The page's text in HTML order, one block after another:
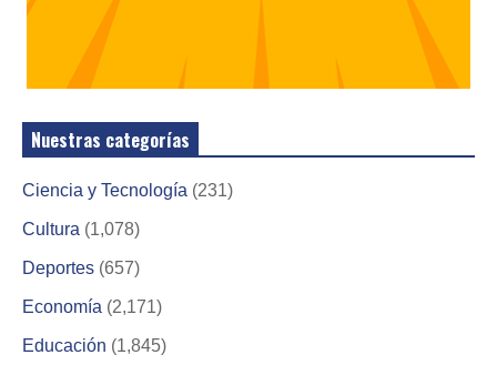
Nuestras categorías
Ciencia y Tecnología (231)
Cultura (1,078)
Deportes (657)
Economía (2,171)
Educación (1,845)